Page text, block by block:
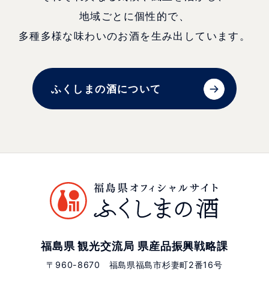
地域ごとに個性的で、
多種多様な味わいのお酒を生み出しています。
ふくしまの酒について
福島県 観光交流局 県産品振興戦略課
〒960-8670 福島県福島市杉妻町2番16号